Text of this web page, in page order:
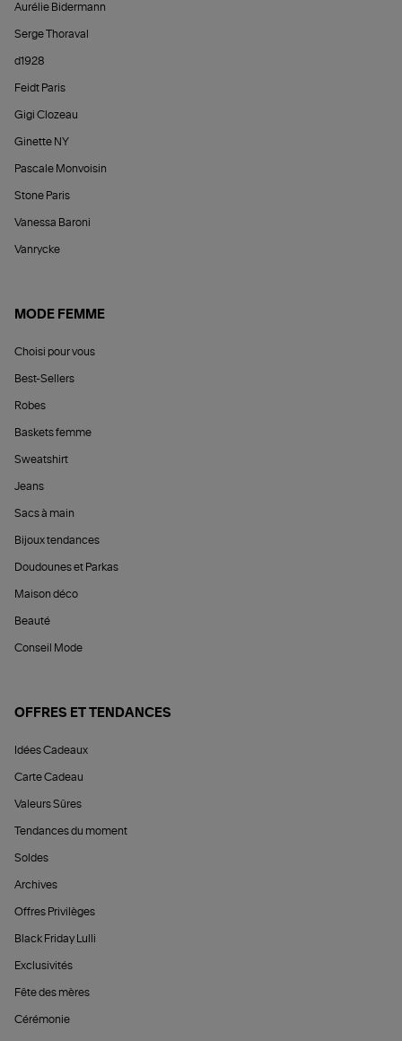
Aurélie Bidermann
Serge Thoraval
d1928
Feidt Paris
Gigi Clozeau
Ginette NY
Pascale Monvoisin
Stone Paris
Vanessa Baroni
Vanrycke
MODE FEMME
Choisi pour vous
Best-Sellers
Robes
Baskets femme
Sweatshirt
Jeans
Sacs à main
Bijoux tendances
Doudounes et Parkas
Maison déco
Beauté
Conseil Mode
OFFRES ET TENDANCES
Idées Cadeaux
Carte Cadeau
Valeurs Sûres
Tendances du moment
Soldes
Archives
Offres Privilèges
Black Friday Lulli
Exclusivités
Fête des mères
Cérémonie